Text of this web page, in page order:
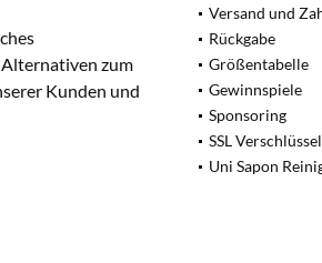
zum
Kunden und
Versand und
Rückgabe
Größentabelle
Gewinnspiele
Sponsoring
SSL
Uni Sapon